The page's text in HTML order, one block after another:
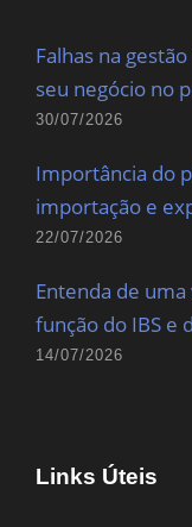
Falhas na
seu negócio no
30/07/2026
Importância do
importação e
22/07/2026
Entenda de
função do IBS e
14/07/2026
Links Úteis